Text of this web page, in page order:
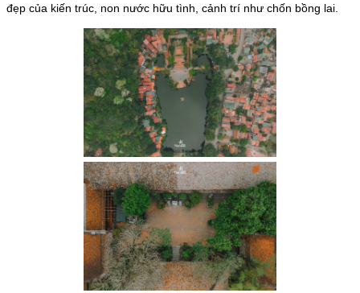
đẹp của kiến trúc, non nước hữu tình, cảnh trí như chốn bồng lai.